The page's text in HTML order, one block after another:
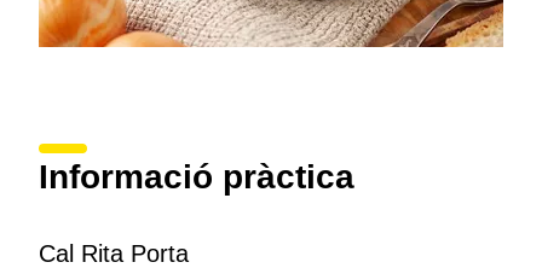
Informació pràctica
Cal Rita Porta